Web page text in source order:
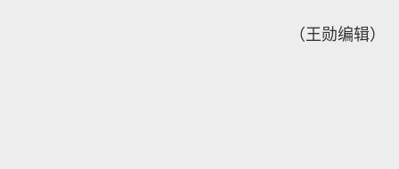
（王勋编辑）